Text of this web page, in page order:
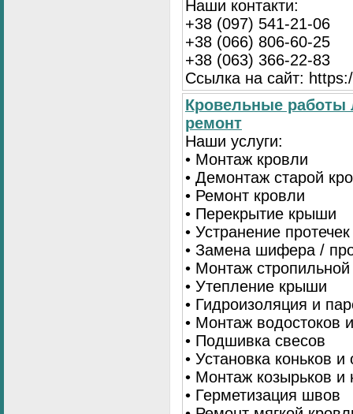
Наши контакти:
+38 (097) 541-21-06
+38 (066) 806-60-25
+38 (063) 366-22-83
Ссылка на сайт:
Кровельные
ремонт
Наши услуги:
• Монтаж кровли
• Демонтаж старой
• Ремонт кровли
• Перекрытие крыши
• Устранение протечек
• Замена шифера /
• Монтаж
• Утепление крыши
• Гидроизоляция и
• Монтаж водостоков
• Подшивка свесов
• Установка коньков и
• Монтаж козырьков и
• Герметизация швов